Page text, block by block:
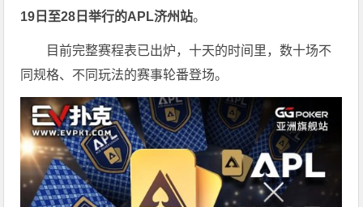
19 日至28 日举行的APL济州站。
目前完整赛程表已出炉，十天的时间里，数十场不
同规格、不同玩法的赛事轮番登场。